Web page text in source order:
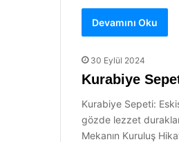
Devamını Oku
30 Eylül 2024
Kurabiye
Kurabiye Sepeti:
gözde lezzet
Mekanın Kuruluş